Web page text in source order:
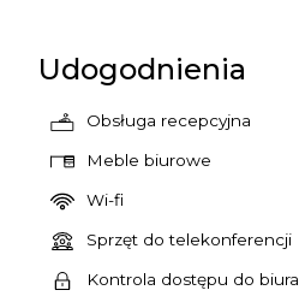
Udogodnienia
Obsługa recepcyjna
Meble biurowe
Wi-fi
Sprzęt do telekonferencji
Kontrola dostępu do biura